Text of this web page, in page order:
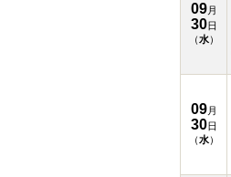
09月
30日
（水）
09月
30日
（水）